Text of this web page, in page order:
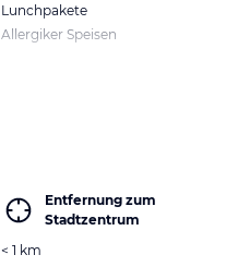
Lunchpakete
Allergiker Speisen
Entfernung zum
Stadtzentrum
< 1 km